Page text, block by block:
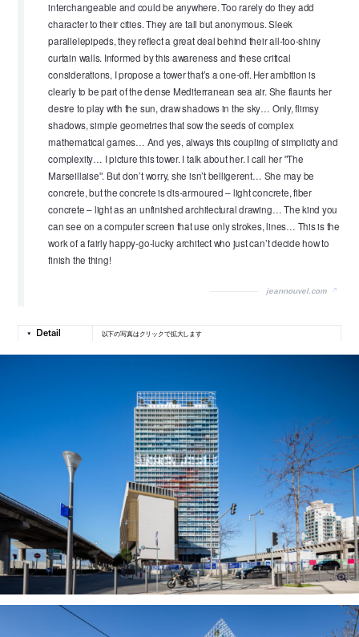
interchangeable and could be anywhere. Too rarely do they add
character to their cities. They are tall but anonymous. Sleek
parallelepipeds, they reflect a great deal behind their all-too-shiny
curtain walls. Informed by this awareness and these critical
considerations, I propose a tower that’s a one-off. Her ambition is
clearly to be part of the dense Mediterranean sea air. She flaunts her
desire to play with the sun, draw shadows in the sky… Only, flimsy
shadows, simple geometries that sow the seeds of complex
mathematical games… And yes, always this coupling of simplicity and
complexity… I picture this tower. I talk about her. I call her ʺThe
Marseillaiseʺ. But don’t worry, she isn’t belligerent… She may be
concrete, but the concrete is dis-armoured – light concrete, fiber
concrete – light as an unfinished architectural drawing… The kind you
can see on a computer screen that use only strokes, lines… This is the
work of a fairly happy-go-lucky architect who just can’t decide how to
finish the thing!
jeannouvel.com
以下の写真はクリックで拡大します